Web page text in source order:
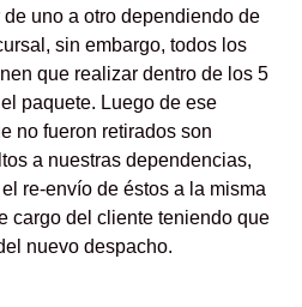
uno a otro dependiendo de
sin embargo, todos los
que realizar dentro de los 5
paquete. Luego de ese
no fueron retirados son
a nuestras dependencias,
re-envío de éstos a la misma
cargo del cliente teniendo que
nuevo despacho.